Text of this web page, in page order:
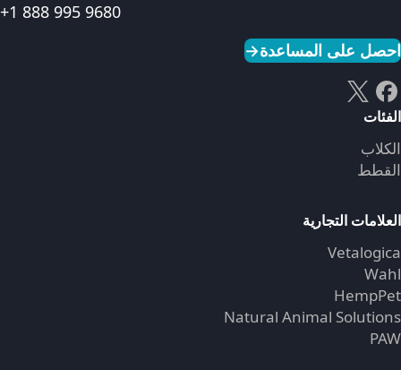
+1 888 995 9680
احصل على المساعدة→
الفئات
الكلاب
القطط
العلامات التجارية
Vetalogica
Wahl
HempPet
Natural Animal Solutions
PAW